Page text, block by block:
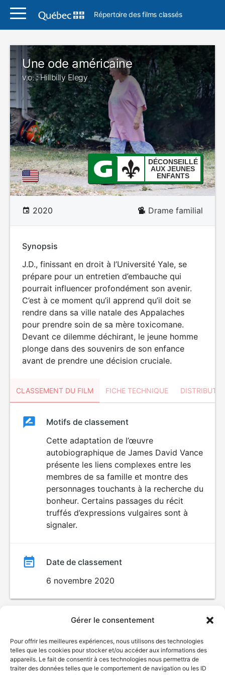
Gérer le consentement
Pour offrir les meilleures expériences, nous utilisons des technologies
telles que les cookies pour stocker et/ou accéder aux informations des
appareils. Le fait de consentir à ces technologies nous permettra de
traiter des données telles que le comportement de navigation ou les ID
Répertoire des films classés
Une ode américaine
v.o. : Hillbilly Elegy
DÉCONSEILLÉ
AUX JEUNES
ENFANTS
2020 Drame familial
Synopsis
J.D., finissant en droit à l’Université Yale, se
prépare pour un entretien d’embauche qui
pourrait influencer profondément son avenir.
C’est à ce moment qu’il apprend qu’il doit se
rendre dans sa ville natale des Appalaches
pour prendre soin de sa mère toxicomane.
Devant ce dilemme déchirant, le jeune homme
plonge dans des souvenirs de son enfance
avant de prendre une décision cruciale.
CLASSEMENT DU FILM FICHE TECHNIQUE
ClassementClassement
DÉCONSEILLÉ
AUX JEUNES
ENFANTS
Motifs de classement
Cette adaptation de l’œuvre
autobiographique de James David Vance
présente les liens complexes entre les
membres de sa famille et montre des
personnages touchants à la recherche du
bonheur. Certains passages du récit
truffés d’expressions vulgaires sont à
signaler.
Date de classement
6 novembre 2020